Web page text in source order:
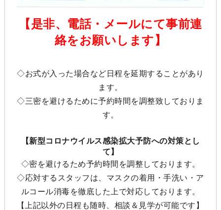
【是非、電話・メールにて事前連
絡をお願いします】
◇お式が入った場合など日程を延期することがあり
ます。
◇三密を避けるために予約時間を調整致しておりま
す。
【新型コロナウイルス感染拡大予防への対策とし
て】
◇密を避けるため予約時間を調整しております。
◇応対するスタッフは、マスクの着用・手洗い・ア
ルコール消毒を徹底した上で対応しております。
【上記以外の日程も随時、相談＆見学が可能です】